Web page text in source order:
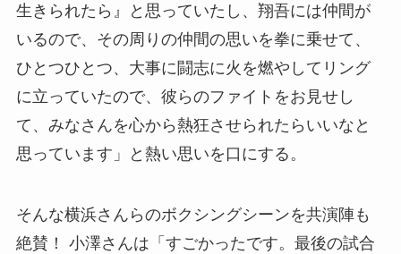
生きられたら』と思っていたし、翔吾には仲間が
いるので、その周りの仲間の思いを拳に乗せて、
ひとつひとつ、大事に闘志に火を燃やしてリング
に立っていたので、彼らのファイトをお見せし
て、みなさんを心から熱狂させられたらいいなと
思っています」と熱い思いを口にする。
そんな横浜さんらのボクシングシーンを共演陣も
絶賛！ 小澤さんは「すごかったです。最後の試合